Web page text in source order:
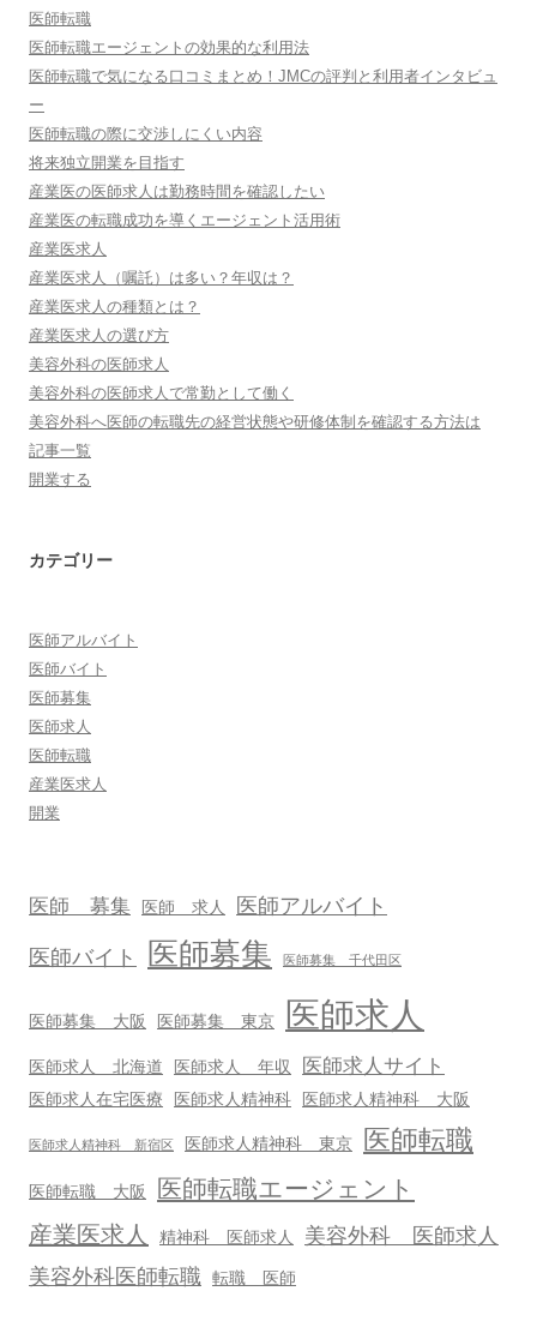
医師転職
医師転職エージェントの効果的な利用法
医師転職で気になる口コミまとめ！JMCの評判と利用者インタビュ
ー
医師転職の際に交渉しにくい内容
将来独立開業を目指す
産業医の医師求人は勤務時間を確認したい
産業医の転職成功を導くエージェント活用術
産業医求人
産業医求人（嘱託）は多い？年収は？
産業医求人の種類とは？
産業医求人の選び方
美容外科の医師求人
美容外科の医師求人で常勤として働く
美容外科へ医師の転職先の経営状態や研修体制を確認する方法は
記事一覧
開業する
カテゴリー
医師アルバイト
医師バイト
医師募集
医師求人
医師転職
産業医求人
開業
医師 募集 医師 求人 医師アルバイト
医師バイト 医師募集 医師募集 千代田区
医師募集 大阪 医師募集 東京 医師求人
医師求人 北海道 医師求人 年収 医師求人サイト
医師求人在宅医療 医師求人精神科 医師求人精神科 大阪
医師求人精神科 新宿区 医師求人精神科 東京 医師転職
医師転職 大阪 医師転職エージェント
産業医求人 精神科 医師求人
美容外科 医師求人
美容外科医師転職
転職 医師